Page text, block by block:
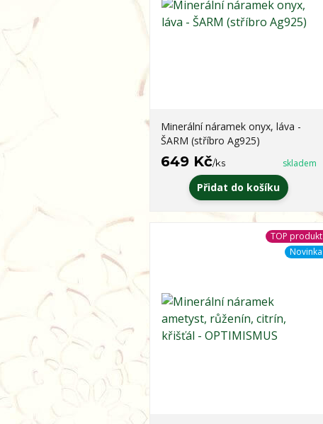
Minerální náramek onyx, láva -
ŠARM (stříbro Ag925)
649 Kč/ks skladem
Přidat do košíku
TOP produkt
Novinka